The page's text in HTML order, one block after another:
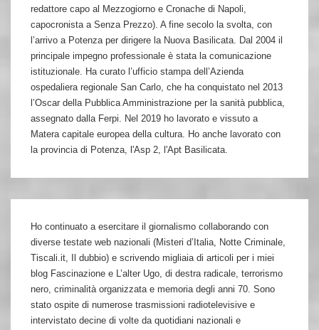
redattore capo al Mezzogiorno e Cronache di Napoli,
capocronista a Senza Prezzo). A fine secolo la svolta, con
l’arrivo a Potenza per dirigere la Nuova Basilicata. Dal 2004 il
principale impegno professionale è stata la comunicazione
istituzionale. Ha curato l’ufficio stampa dell’Azienda
ospedaliera regionale San Carlo, che ha conquistato nel 2013
l’Oscar della Pubblica Amministrazione per la sanità pubblica,
assegnato dalla Ferpi. Nel 2019 ho lavorato e vissuto a
Matera capitale europea della cultura. Ho anche lavorato con
la provincia di Potenza, l'Asp 2, l'Apt Basilicata.
Ho continuato a esercitare il giornalismo collaborando con
diverse testate web nazionali (Misteri d’Italia, Notte Criminale,
Tiscali.it, Il dubbio) e scrivendo migliaia di articoli per i miei
blog Fascinazione e L’alter Ugo, di destra radicale, terrorismo
nero, criminalità organizzata e memoria degli anni 70. Sono
stato ospite di numerose trasmissioni radiotelevisive e
intervistato decine di volte da quotidiani nazionali e